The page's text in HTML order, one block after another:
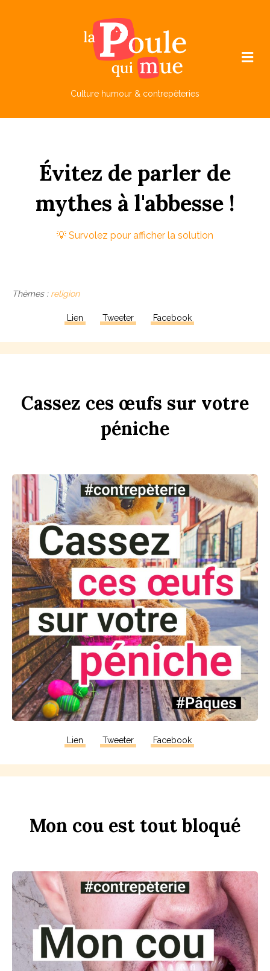
Culture humour & contrepèteries
M
e
Évitez de parler de
mythes à l'abbesse !
Thèmes : religion
Lien Tweeter Facebook
Cassez ces œufs sur votre
péniche
Lien Tweeter Facebook
Mon cou est tout bloqué